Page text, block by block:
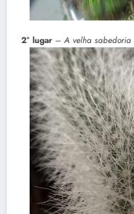
2° lugar – A velha sabedoria